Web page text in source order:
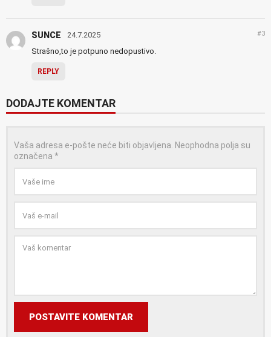
SUNCE 24.7.2025 #3
Strašno,to je potpuno nedopustivo.
REPLY
DODAJTE KOMENTAR
Vaša adresa e-pošte neće biti objavljena. Neophodna polja su
označena *
POSTAVITE KOMENTAR